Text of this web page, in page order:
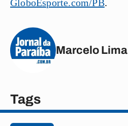
GloboEsporte.com/PB.
Marcelo Lima
Tags